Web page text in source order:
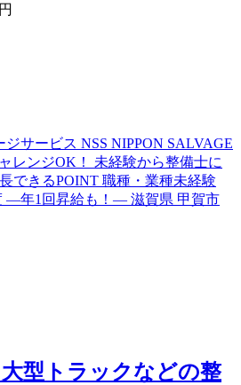
円
大型トラックなどの整